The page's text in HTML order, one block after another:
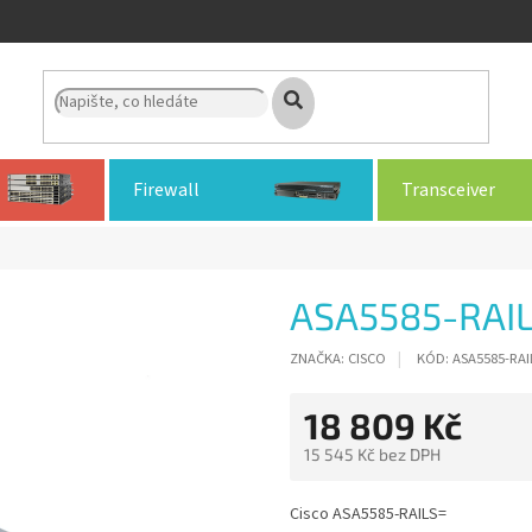
Firewall Transceiver
ASA5585-
ZNAČKA: CISCO KÓD: ASA5585-
18 809 Kč
15 545 Kč bez DPH
cena:
Cisco ASA5585-RAILS=